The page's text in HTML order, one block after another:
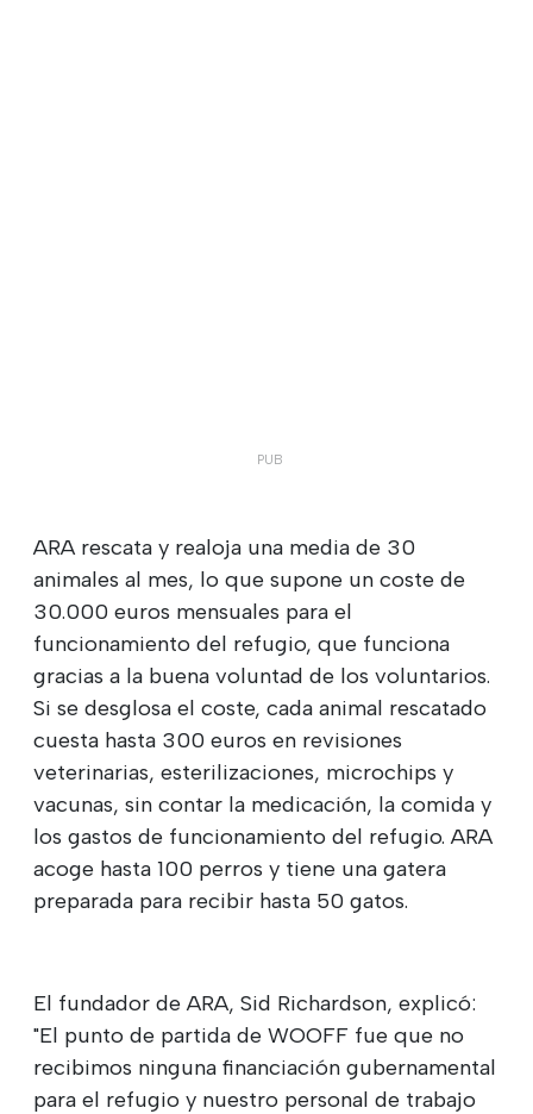
ARA rescata y realoja una media de 30
animales al mes, lo que supone un coste de
30.000 euros mensuales para el
funcionamiento del refugio, que funciona
gracias a la buena voluntad de los voluntarios.
Si se desglosa el coste, cada animal rescatado
cuesta hasta 300 euros en revisiones
veterinarias, esterilizaciones, microchips y
vacunas, sin contar la medicación, la comida y
los gastos de funcionamiento del refugio. ARA
acoge hasta 100 perros y tiene una gatera
preparada para recibir hasta 50 gatos.
El fundador de ARA, Sid Richardson, explicó:
"El punto de partida de WOOFF fue que no
recibimos ninguna financiación gubernamental
para el refugio y nuestro personal de trabajo